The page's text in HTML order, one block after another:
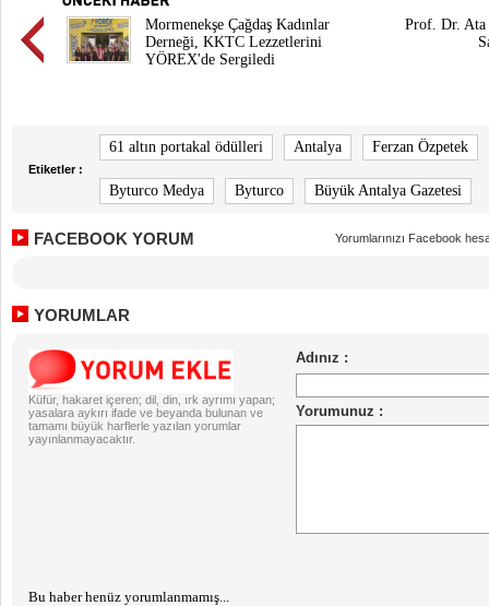
Mormenekşe Çağdaş Kadınlar
Derneği, KKTC Lezzetlerini
YÖREX'de Sergiledi
Prof. Dr. Ata
Etiketler :
61 altın portakal ödülleri Antalya Ferzan Özpetek
Byturco Medya Byturco Büyük Antalya Gazetesi
FACEBOOK YORUM Yorumlarınızı Facebook
YORUMLAR
Küfür, hakaret içeren; dil, din, ırk ayrımı yapan;
yasalara aykırı ifade ve beyanda bulunan ve
tamamı büyük harflerle yazılan yorumlar
yayınlanmayacaktır.
Bu haber henüz yorumlanmamış...